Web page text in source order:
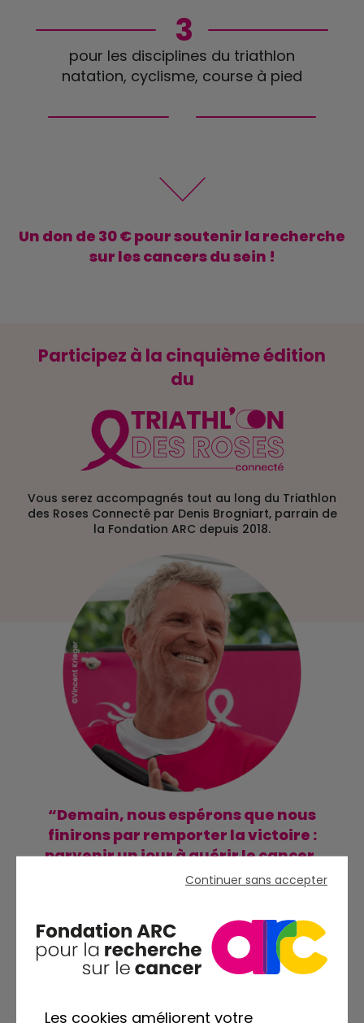
3
pour les disciplines du triathlon
natation, cyclisme, course à pied
Un don de 30 € pour soutenir la recherche
sur les cancers du sein !
Participez à la cinquième édition
du
Vous serez accompagnés tout au long du Triathlon
des Roses Connecté par Denis Brogniart, parrain de
la Fondation ARC depuis 2018.
“Demain, nous espérons que nous
finirons par remporter la victoire :
parvenir un jour à guérir le cancer,
tous les cancers.”
Parrain de la Fondation ARC depuis 2018
Continuer sans accepter
Les cookies améliorent votre